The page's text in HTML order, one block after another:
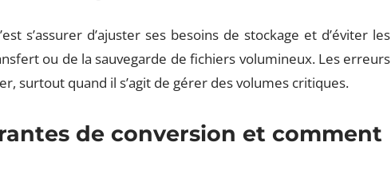
s’assurer d’ajuster ses besoins de stockage et d’éviter les
ou de la sauvegarde de fichiers volumineux. Les erreurs
surtout quand il s’agit de gérer des volumes critiques.
de conversion et comment